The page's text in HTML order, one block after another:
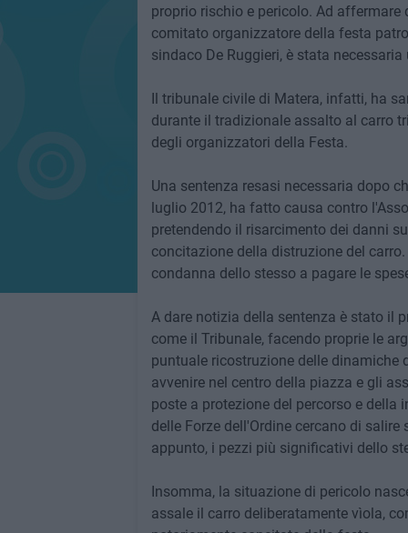
proprio rischio e pericolo. Ad
comitato organizzatore della festa
sindaco De Ruggieri, è stata
Il tribunale civile di Matera, infatti, ha
durante il tradizionale assalto al carro
degli organizzatori della Festa.
Una sentenza resasi necessaria dopo
luglio 2012, ha fatto causa contro
pretendendo il risarcimento dei danni
concitazione della distruzione del
condanna dello stesso a pagare le
A dare notizia della sentenza è stato il
come il Tribunale, facendo proprie le
puntuale ricostruzione delle dinamiche
avvenire nel centro della piazza e gli
poste a protezione del percorso e
delle Forze dell'Ordine cercano di
appunto, i pezzi più significativi dello
Insomma, la situazione di pericolo
assale il carro deliberatamente vìola,